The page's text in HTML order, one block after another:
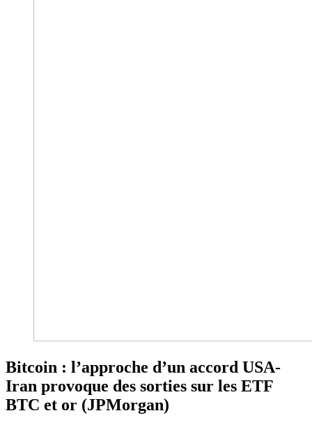
Bitcoin : l’approche d’un accord USA-
Iran provoque des sorties sur les ETF
BTC et or (JPMorgan)